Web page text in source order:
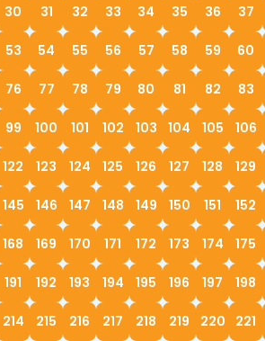
30 31 32 33 34 35 36 37
53 54 55 56 57 58 59 60
76 77 78 79 80 81 82 83
99 100 101 102 103 104 105 106
122 123 124 125 126 127 128 129
145 146 147 148 149 150 151 152
168 169 170 171 172 173 174 175
191 192 193 194 195 196 197 198
214 215 216 217 218 219 220 221